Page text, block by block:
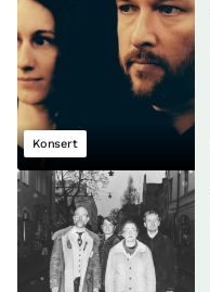
Konsert